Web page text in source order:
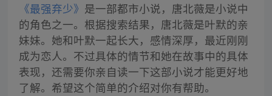
《最强弃少》 是一部都市小说，唐北薇是小说中
的角色之一。根据搜索结果，唐北薇是叶默的亲
妹妹。她和叶默一起长大，感情深厚，最近刚刚
成为恋人。不过具体的情节和她在故事中的具体
表现，还需要你亲自读一下这部小说才能更好地
了解。希望这个简单的介绍对你有帮助。